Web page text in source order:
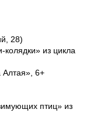
28)
из цикла
Алтая», 6+
птиц» из